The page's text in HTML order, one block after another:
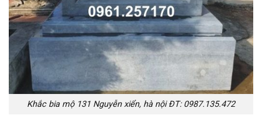
Khắc bia mộ 131 Nguyễn xiển, hà nội ĐT: 0987.135.472